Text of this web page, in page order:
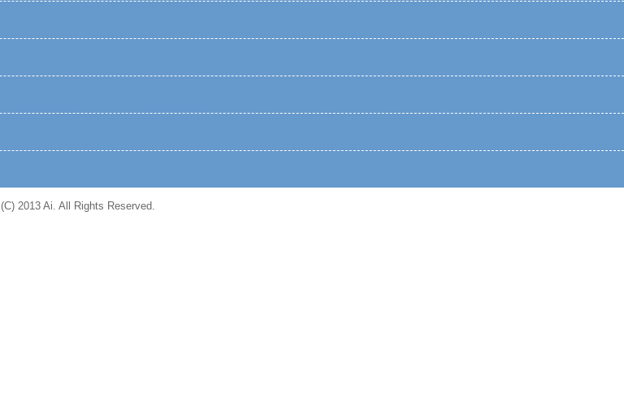
(C) 2013 Ai. All Rights Reserved.